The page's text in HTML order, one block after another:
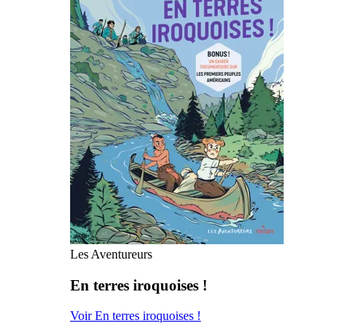
Les Aventureurs
En terres iroquoises !
Voir En terres iroquoises !